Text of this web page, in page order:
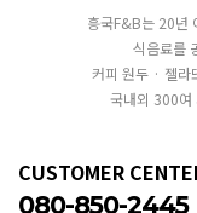
흥국F&B는 20년
식음료를
커피 원두 · 젤라
국내외 300여
CUSTOMER
080-850-2445